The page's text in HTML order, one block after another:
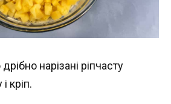
нарізані ріпчасту
кріп.